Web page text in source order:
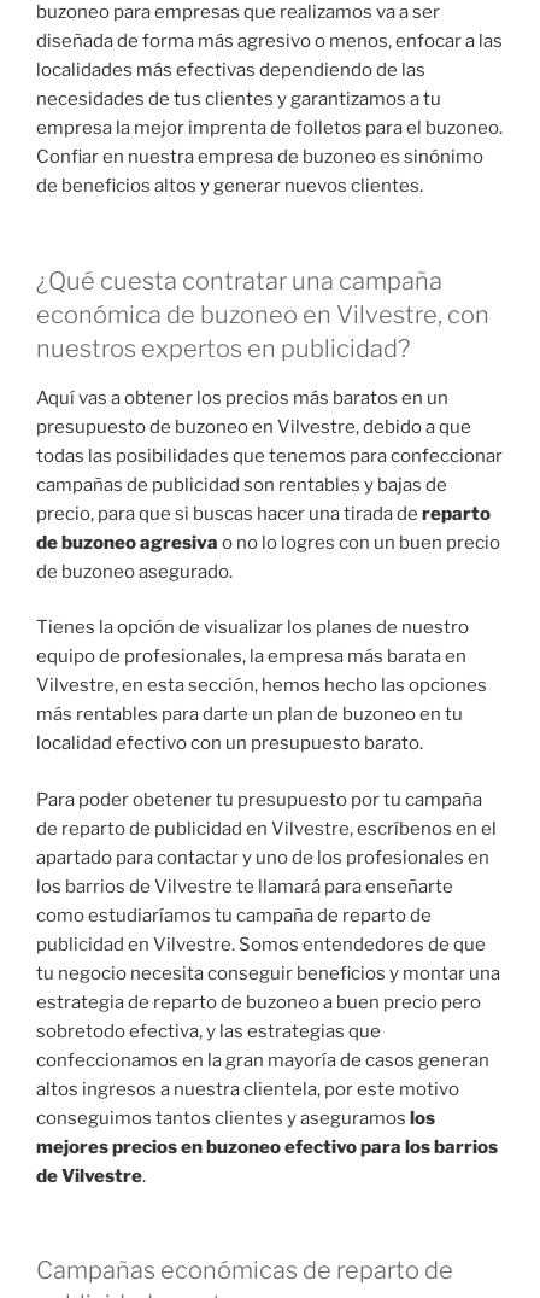
buzoneo para empresas que realizamos va a ser
diseñada de forma más agresivo o menos, enfocar a las
localidades más efectivas dependiendo de las
necesidades de tus clientes y garantizamos a tu
empresa la mejor imprenta de folletos para el buzoneo.
Confiar en nuestra empresa de buzoneo es sinónimo
de beneficios altos y generar nuevos clientes.
¿Qué cuesta contratar una campaña
económica de buzoneo en Vilvestre, con
nuestros expertos en publicidad?
Aquí vas a obtener los precios más baratos en un
presupuesto de buzoneo en Vilvestre, debido a que
todas las posibilidades que tenemos para confeccionar
campañas de publicidad son rentables y bajas de
precio, para que si buscas hacer una tirada de reparto
de buzoneo agresiva o no lo logres con un buen precio
de buzoneo asegurado.
Tienes la opción de visualizar los planes de nuestro
equipo de profesionales, la empresa más barata en
Vilvestre, en esta sección, hemos hecho las opciones
más rentables para darte un plan de buzoneo en tu
localidad efectivo con un presupuesto barato.
Para poder obetener tu presupuesto por tu campaña
de reparto de publicidad en Vilvestre, escríbenos en el
apartado para contactar y uno de los profesionales en
los barrios de Vilvestre te llamará para enseñarte
como estudiaríamos tu campaña de reparto de
publicidad en Vilvestre. Somos entendedores de que
tu negocio necesita conseguir beneficios y montar una
estrategia de reparto de buzoneo a buen precio pero
sobretodo efectiva, y las estrategias que
confeccionamos en la gran mayoría de casos generan
altos ingresos a nuestra clientela, por este motivo
conseguimos tantos clientes y aseguramos los
mejores precios en buzoneo efectivo para los barrios
de Vilvestre.
Campañas económicas de reparto de